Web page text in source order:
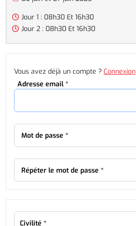
Jour 1 : 08h30 Et 16h30
Jour 2 : 08h30 Et 16h30
Vous avez déjà un compte ? Connexion
Adresse email *
Mot de passe *
Répéter le mot de passe *